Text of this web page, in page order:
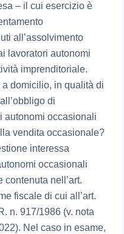
– il cui esercizio è
all’assolvimento
lavoratori autonomi
imprenditoriale.
domicilio, in qualità di
di
autonomi occasionali
vendita occasionale?
interessa
occasionali
nell’art.
fiscale di cui all’art.
n. 917/1986 (v. nota
Nel caso in esame,